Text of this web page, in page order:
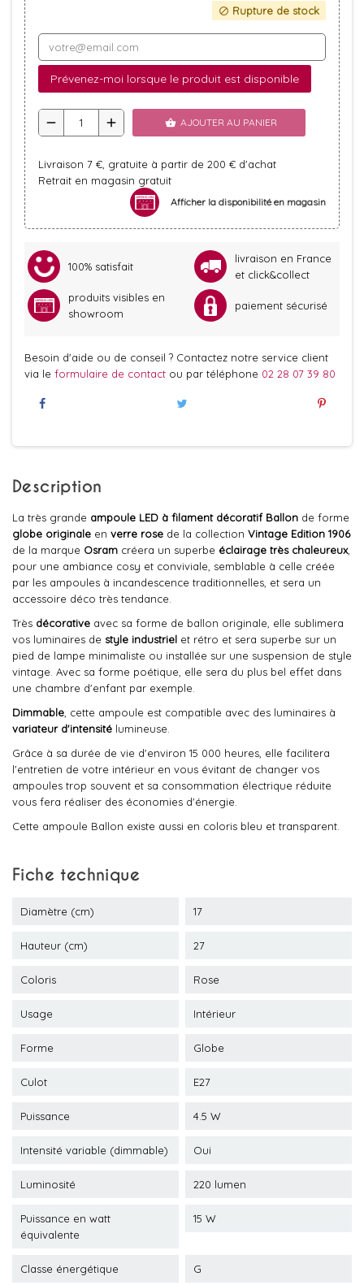
block Rupture de stock
Prévenez-moi lorsque le produit est disponible
remove add shopping_basket AJOUTER AU PANIER
Livraison 7 €, gratuite à partir de 200 € d'achat
Retrait en magasin gratuit
Afficher la disponibilité en magasin
100% satisfait
livraison en France
et click&collect
produits visibles en
showroom
paiement sécurisé
Besoin d'aide ou de conseil ? Contactez notre service client
via le formulaire de contact ou par téléphone 02 28 07 39 80
Description
La très grande ampoule LED à filament décoratif Ballon de forme
globe originale en verre rose de la collection Vintage Edition 1906
de la marque Osram créera un superbe éclairage très chaleureux,
pour une ambiance cosy et conviviale, semblable à celle créée
par les ampoules à incandescence traditionnelles, et sera un
accessoire déco très tendance.
Très décorative avec sa forme de ballon originale, elle sublimera
vos luminaires de style industriel et rétro et sera superbe sur un
pied de lampe minimaliste ou installée sur une suspension de style
vintage. Avec sa forme poétique, elle sera du plus bel effet dans
une chambre d'enfant par exemple.
Dimmable , cette ampoule est compatible avec des luminaires à
variateur d'intensité lumineuse.
Grâce à sa durée de vie d'environ 15 000 heures, elle facilitera
l'entretien de votre intérieur en vous évitant de changer vos
ampoules trop souvent et sa consommation électrique réduite
vous fera réaliser des économies d'énergie.
Cette ampoule Ballon existe aussi en coloris bleu et transparent.
Fiche technique
Diamètre (cm) 17
Hauteur (cm) 27
Coloris Rose
Usage Intérieur
Forme Globe
Culot E27
Puissance 4.5 W
Intensité variable (dimmable) Oui
Luminosité 220 lumen
Puissance en watt
équivalente
15 W
Classe énergétique G